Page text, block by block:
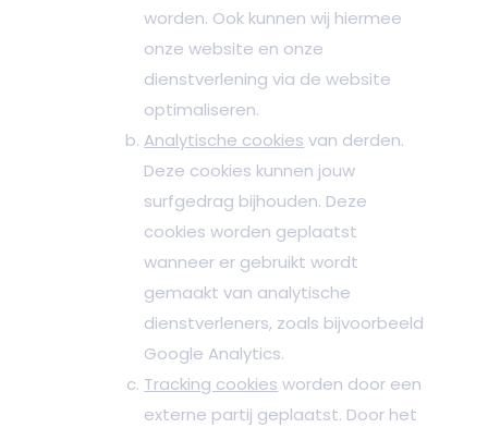
worden. Ook kunnen wij hiermee
onze website en onze
dienstverlening via de website
optimaliseren.
Analytische cookies van derden.
Deze cookies kunnen jouw
surfgedrag bijhouden. Deze
cookies worden geplaatst
wanneer er gebruikt wordt
gemaakt van analytische
dienstverleners, zoals bijvoorbeeld
Google Analytics.
Tracking cookies worden door een
externe partij geplaatst. Door het